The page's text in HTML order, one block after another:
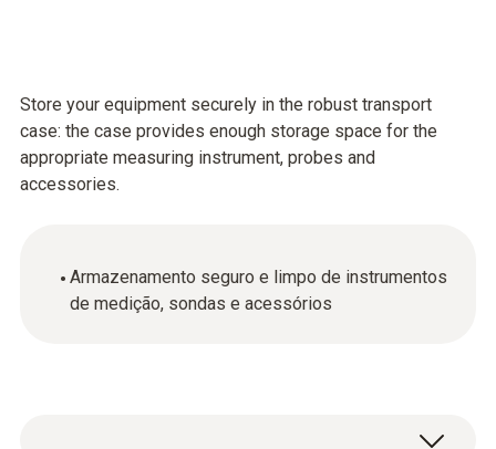
Store your equipment securely in the robust transport
case: the case provides enough storage space for the
appropriate measuring instrument, probes and
accessories.
Armazenamento seguro e limpo de instrumentos
de medição, sondas e acessórios